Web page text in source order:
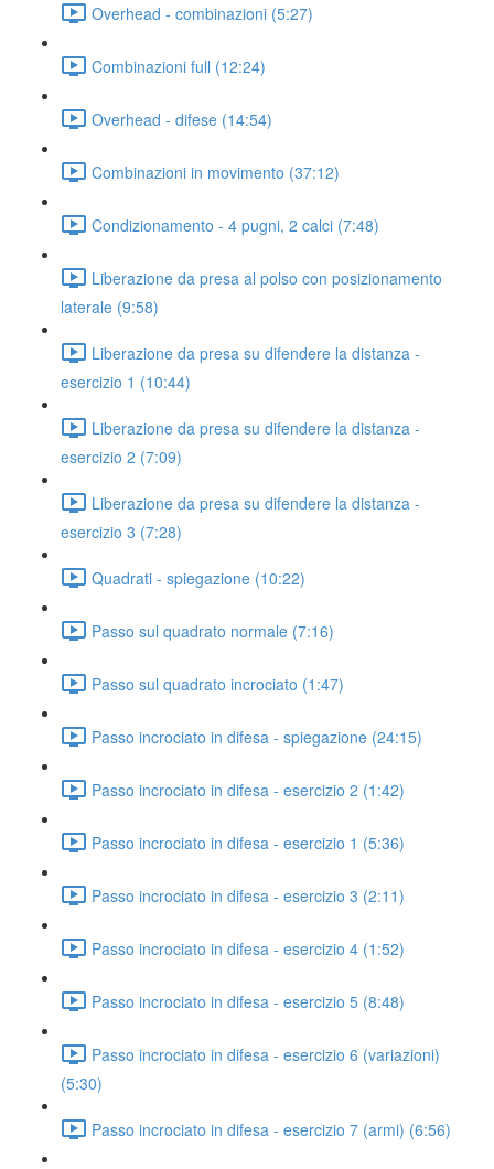
Overhead - combinazioni (5:27)
Combinazioni full (12:24)
Overhead - difese (14:54)
Combinazioni in movimento (37:12)
Condizionamento - 4 pugni, 2 calci (7:48)
Liberazione da presa al polso con posizionamento
laterale (9:58)
Liberazione da presa su difendere la distanza -
esercizio 1 (10:44)
Liberazione da presa su difendere la distanza -
esercizio 2 (7:09)
Liberazione da presa su difendere la distanza -
esercizio 3 (7:28)
Quadrati - spiegazione (10:22)
Passo sul quadrato normale (7:16)
Passo sul quadrato incrociato (1:47)
Passo incrociato in difesa - spiegazione (24:15)
Passo incrociato in difesa - esercizio 2 (1:42)
Passo incrociato in difesa - esercizio 1 (5:36)
Passo incrociato in difesa - esercizio 3 (2:11)
Passo incrociato in difesa - esercizio 4 (1:52)
Passo incrociato in difesa - esercizio 5 (8:48)
Passo incrociato in difesa - esercizio 6 (variazioni)
(5:30)
Passo incrociato in difesa - esercizio 7 (armi) (6:56)